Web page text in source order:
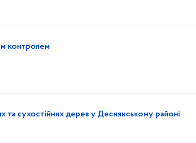
контролем
та сухостійних дерев у Деснянському районі